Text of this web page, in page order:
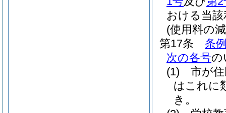
おける当
(使用料の
第17条
条
次の各号の
(1)
市が
はこれに
き。